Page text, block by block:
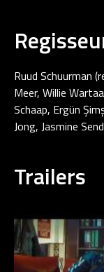
Ruud Schuurman
Meer, Willie
Schaap, Ergün
Jong, Jasmine
Trailers